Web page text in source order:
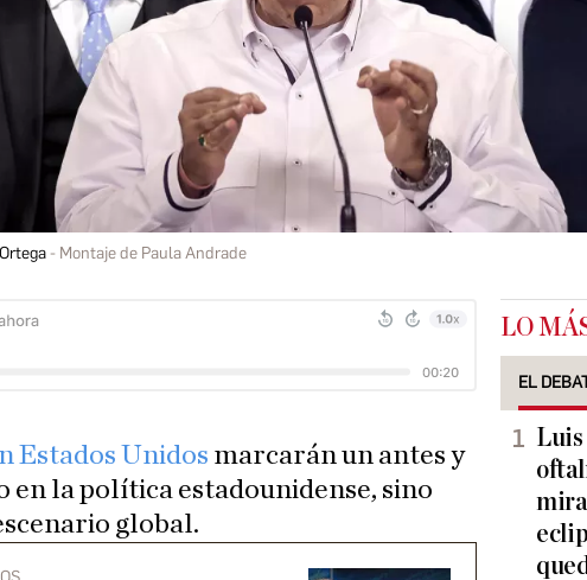
Montaje de Paula Andrade
Estados Unidos marcarán un antes y
en la política estadounidense, sino
global.
LO
EL
Luis